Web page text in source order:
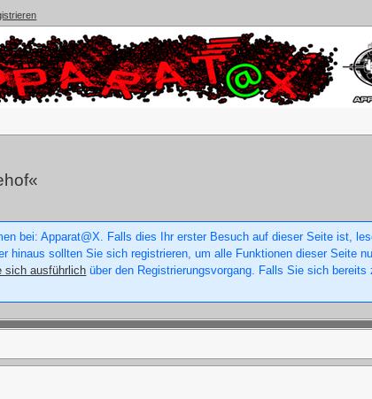
bei: Apparat@X. Falls dies Ihr erster Besuch auf dieser Seite ist,
hinaus sollten Sie sich registrieren, um alle Funktionen dieser Seite
sich ausführlich über den Registrierungsvorgang. Falls Sie sich